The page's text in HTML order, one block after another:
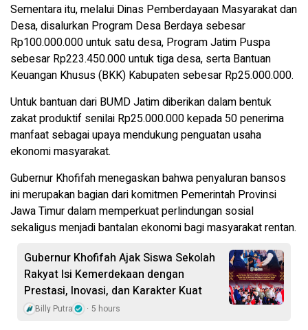
Sementara itu, melalui Dinas Pemberdayaan Masyarakat dan
Desa, disalurkan Program Desa Berdaya sebesar
Rp100.000.000 untuk satu desa, Program Jatim Puspa
sebesar Rp223.450.000 untuk tiga desa, serta Bantuan
Keuangan Khusus (BKK) Kabupaten sebesar Rp25.000.000.
Untuk bantuan dari BUMD Jatim diberikan dalam bentuk
zakat produktif senilai Rp25.000.000 kepada 50 penerima
manfaat sebagai upaya mendukung penguatan usaha
ekonomi masyarakat.
Gubernur Khofifah menegaskan bahwa penyaluran bansos
ini merupakan bagian dari komitmen Pemerintah Provinsi
Jawa Timur dalam memperkuat perlindungan sosial
sekaligus menjadi bantalan ekonomi bagi masyarakat rentan.
Gubernur Khofifah Ajak Siswa Sekolah
Rakyat Isi Kemerdekaan dengan
Prestasi, Inovasi, dan Karakter Kuat
Billy Putra 5 hours